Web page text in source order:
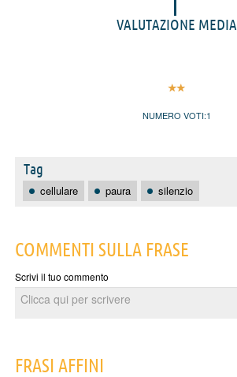
VALUTAZIONE MEDIA
NUMERO VOTI:1
Tag
cellulare paura silenzio
COMMENTI SULLA FRASE
Scrivi il tuo commento
FRASI AFFINI